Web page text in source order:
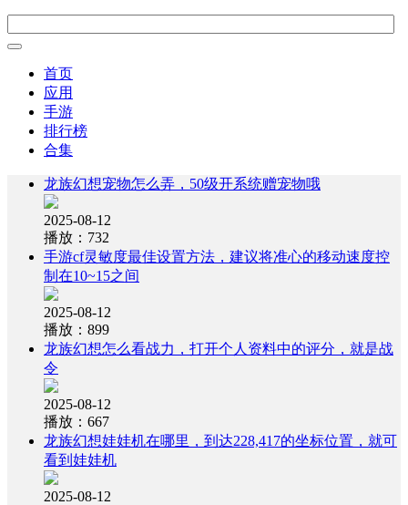
首页
应用
手游
排行榜
合集
龙族幻想宠物怎么弄，50级开系统赠宠物哦
2025-08-12
播放：732
手游cf灵敏度最佳设置方法，建议将准心的移动速度控
制在10~15之间
2025-08-12
播放：899
龙族幻想怎么看战力，打开个人资料中的评分，就是战
令
2025-08-12
播放：667
龙族幻想娃娃机在哪里，到达228,417的坐标位置，就可
看到娃娃机
2025-08-12